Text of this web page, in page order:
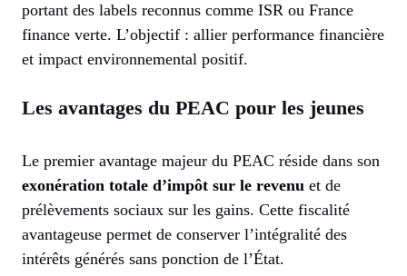
portant des labels reconnus comme ISR ou France
finance verte. L’objectif : allier performance financière
et impact environnemental positif.
Les avantages du PEAC pour les jeunes
Le premier avantage majeur du PEAC réside dans son
exonération totale d’impôt sur le revenu et de
prélèvements sociaux sur les gains. Cette fiscalité
avantageuse permet de conserver l’intégralité des
intérêts générés sans ponction de l’État.